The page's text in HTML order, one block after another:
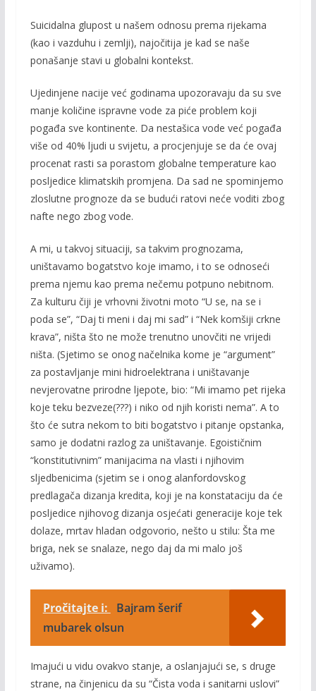
Suicidalna glupost u našem odnosu prema rijekama
(kao i vazduhu i zemlji), najočitija je kad se naše
ponašanje stavi u globalni kontekst.
Ujedinjene nacije već godinama upozoravaju da su sve
manje količine ispravne vode za piće problem koji
pogađa sve kontinente. Da nestašica vode već pogađa
više od 40% ljudi u svijetu, a procjenjuje se da će ovaj
procenat rasti sa porastom globalne temperature kao
posljedice klimatskih promjena. Da sad ne spominjemo
zloslutne prognoze da se budući ratovi neće voditi zbog
nafte nego zbog vode.
A mi, u takvoj situaciji, sa takvim prognozama,
uništavamo bogatstvo koje imamo, i to se odnoseći
prema njemu kao prema nečemu potpuno nebitnom.
Za kulturu čiji je vrhovni životni moto “U se, na se i
poda se”, “Daj ti meni i daj mi sad” i “Nek komšiji crkne
krava”, ništa što ne može trenutno unovčiti ne vrijedi
ništa. (Sjetimo se onog načelnika kome je “argument”
za postavljanje mini hidroelektrana i uništavanje
nevjerovatne prirodne ljepote, bio: “Mi imamo pet rijeka
koje teku bezveze(???) i niko od njih koristi nema”. A to
što će sutra nekom to biti bogatstvo i pitanje opstanka,
samo je dodatni razlog za uništavanje. Egoističnim
“konstitutivnim” manijacima na vlasti i njihovim
sljedbenicima (sjetim se i onog alanfordovskog
predlagača dizanja kredita, koji je na konstataciju da će
posljedice njihovog dizanja osjećati generacije koje tek
dolaze, mrtav hladan odgovorio, nešto u stilu: Šta me
briga, nek se snalaze, nego daj da mi malo još
uživamo).
Pročitajte i:
Bajram šerif
mubarek olsun
Imajući u vidu ovakvo stanje, a oslanjajući se, s druge
strane, na činjenicu da su “Čista voda i sanitarni uslovi”